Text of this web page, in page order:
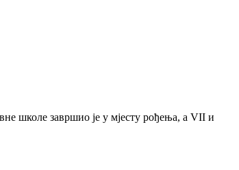
школе завршио је у мјесту рођења, а VII и